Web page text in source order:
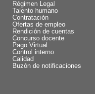
Régimen Legal
Talento humano
Contratación
Ofertas de empleo
Rendición de cuentas
Concurso docente
Pago Virtual
Control interno
Calidad
Buzón de notificaciones